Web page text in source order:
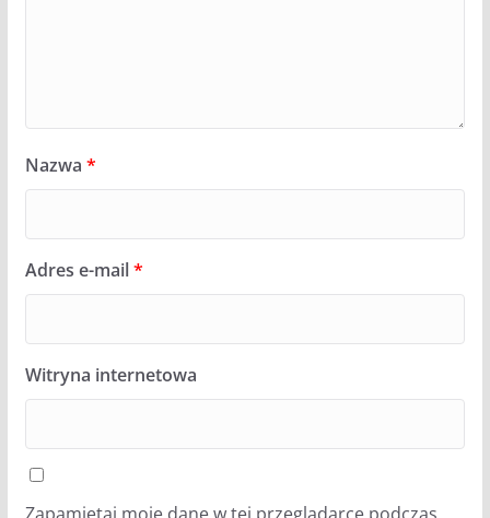
Nazwa *
Adres e-mail*
Witryna internetowa